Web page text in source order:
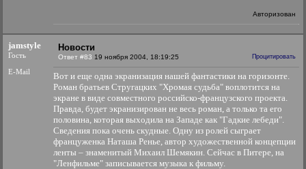
Авторизован
jamstyle
Гость
E-Mail
Новости
Ответ #83 19 ноября 2004, 18:19:25 Процитировать
Вот и еще одна экранизация нашей фантастики на горизонте.
Роман братьев Стругацких "Хромая судьба" воплотится на
экране в виде совместного российско-французского проекта.
Правда, будет экранизирован не весь роман, а только та его
половина, которая выходила на Западе как "Гадкие лебеди".
Сведения пока очень скудные. Одну из ролей сыграет
француженка Наташа Ренье, автор художественной концепции
ленты – знаменитый Михаил Шемякин. Сейчас в Питере, на
"Ленфильме" записывается музыка к фильму.